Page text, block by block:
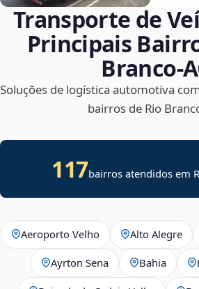
Transporte de
Principais
Soluções de logística automotiva
bairros de Rio
117bairros atendidos em
Aeroporto Velho Alto Alegre
Ayrton Sena Bahia